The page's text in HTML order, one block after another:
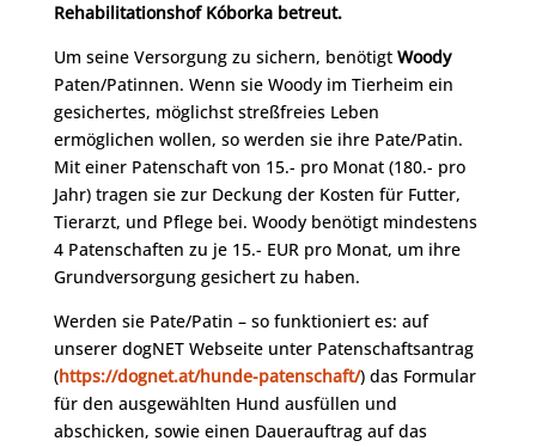
Rehabilitationshof Kóborka betreut.
Um seine Versorgung zu sichern, benötigt Woody
Paten/Patinnen. Wenn sie Woody im Tierheim ein
gesichertes, möglichst streßfreies Leben
ermöglichen wollen, so werden sie ihre Pate/Patin.
Mit einer Patenschaft von 15.- pro Monat (180.- pro
Jahr) tragen sie zur Deckung der Kosten für Futter,
Tierarzt, und Pflege bei. Woody benötigt mindestens
4 Patenschaften zu je 15.- EUR pro Monat, um ihre
Grundversorgung gesichert zu haben.
Werden sie Pate/Patin – so funktioniert es: auf
unserer dogNET Webseite unter Patenschaftsantrag
(https://dognet.at/hunde-patenschaft/) das Formular
für den ausgewählten Hund ausfüllen und
abschicken, sowie einen Dauerauftrag auf das